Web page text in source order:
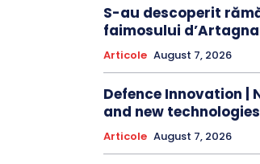
S-au descoperit
faimosului
Articole August 7, 2026
Defence Innovation |
and new technologies
Articole August 7, 2026